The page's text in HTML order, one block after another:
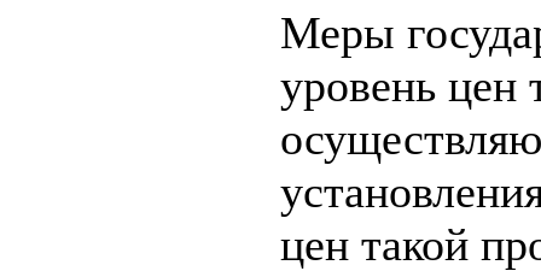
Меры
уровень цен
цен такой